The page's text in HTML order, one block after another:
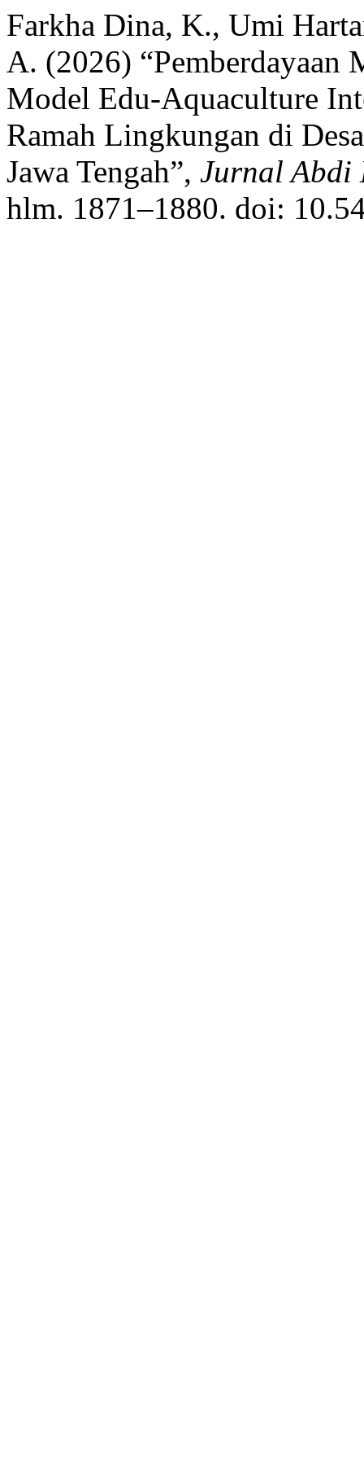
Farkha Dina, K., Umi
A. (2026) “Pemberdayaan
Model Edu-Aquaculture
Ramah Lingkungan di
Jawa Tengah”, Jurnal Abdi
hlm. 1871–1880. doi: